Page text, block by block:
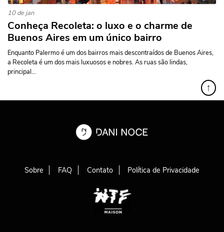
10 de jan
Conheça Recoleta: o luxo e o charme de
Buenos Aires em um único bairro
Enquanto Palermo é um dos bairros mais descontraídos de Buenos Aires,
a Recoleta é um dos mais luxuosos e nobres. As ruas são lindas,
principal...
↑
Sobre FAQ Contato Política de Privacidade